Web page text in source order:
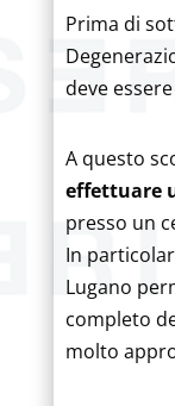
Prima di
deve
A questo
effettuare
presso un
In
Lugano
completo
molto